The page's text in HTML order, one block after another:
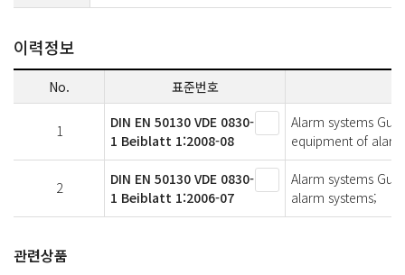
이력정보
No. 표준번호
1
DIN EN 50130 VDE 0830-
1 Beiblatt 1:2008-08
Alarm systems
equipment of
2
DIN EN 50130 VDE 0830-
1 Beiblatt 1:2006-07
Alarm systems
alarm systems;
관련상품